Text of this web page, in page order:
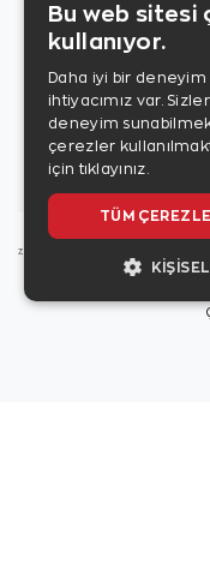
Copyright ©
Zen
Turquality
Bu web sitesi
kullanıyor.
Daha iyi bir
ihtiyacımız var.
deneyim
çerezler
için tıklayınız.
TÜM